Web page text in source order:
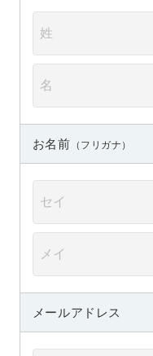
お名前 （フリガナ）
メールアドレス